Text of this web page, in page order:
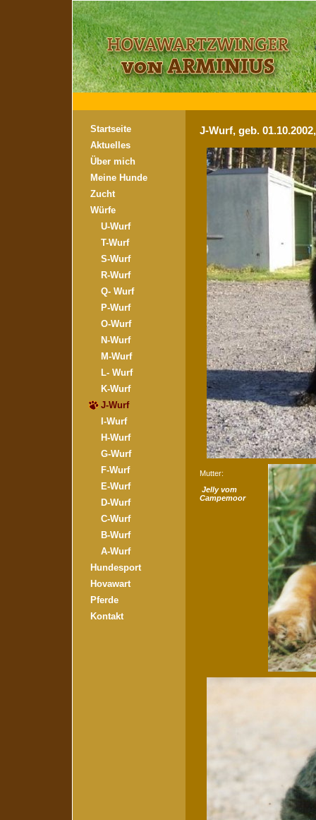
Startseite
Aktuelles
Über mich
Meine Hunde
Zucht
Würfe
U-Wurf
T-Wurf
S-Wurf
R-Wurf
Q- Wurf
P-Wurf
O-Wurf
N-Wurf
M-Wurf
L- Wurf
K-Wurf
J-Wurf
I-Wurf
H-Wurf
G-Wurf
F-Wurf
E-Wurf
D-Wurf
C-Wurf
B-Wurf
A-Wurf
Hundesport
Hovawart
Pferde
Kontakt
J-Wurf, geb.
Mutter:
Jelly vom
Campemoor